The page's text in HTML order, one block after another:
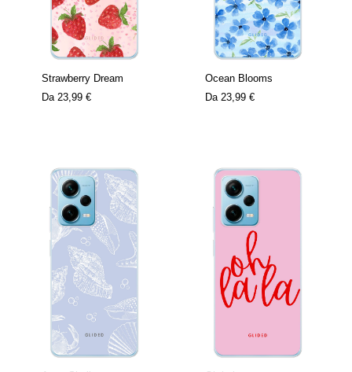
Strawberry Dream
Da 23,99 €
Ocean Blooms
Da 23,99 €